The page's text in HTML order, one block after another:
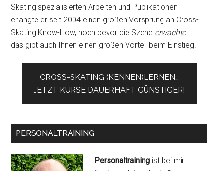
Skating spezialisierten Arbeiten und Publikationen
erlangte er seit 2004 einen großen Vorsprung an Cross-
Skating Know-How, noch bevor die Szene erwachte–
das gibt auch Ihnen einen großen Vorteil beim Einstieg!
CROSS-SKATING (KENNEN)LERNEN…
JETZT KURSE DAUERHAFT GÜNSTIGER!
PERSONALTRAINING
Personaltraining ist bei mir